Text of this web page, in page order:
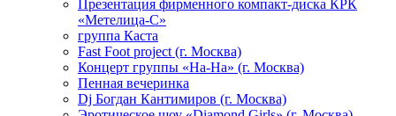
Презентация фирменного компакт-диска КРК
«Метелица-С»
группа Каста
Fast Foot project (г. Москва)
Концерт группы «На-На» (г. Москва)
Пенная вечеринка
Dj Богдан Кантимиров (г. Москва)